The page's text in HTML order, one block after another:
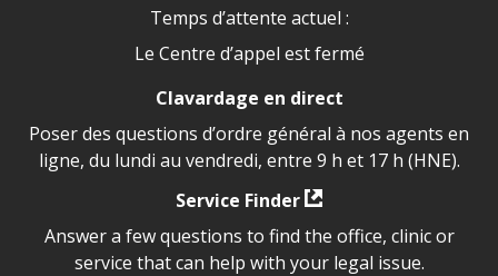
Temps d’attente actuel :
Le Centre d’appel est fermé
Clavardage en direct
Poser des questions d’ordre général à nos agents en
ligne, du lundi au vendredi, entre 9 h et 17 h (HNE).
Service Finder
Answer a few questions to find the office, clinic or
service that can help with your legal issue.